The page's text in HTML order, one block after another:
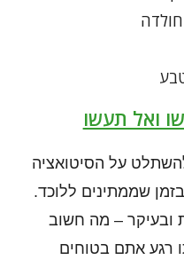
ואל תעשו
על הסיטואציה
שממתינים ללוכד.
ובעיקר – מה חשוב
רגע אתם בטוחים